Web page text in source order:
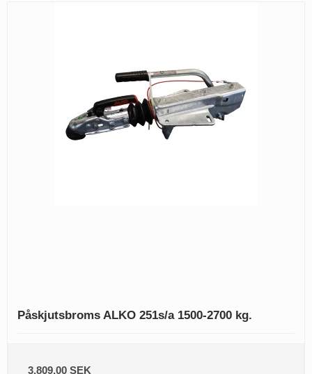
Påskjutsbroms ALKO 251s/a 1500-2700 kg.
3.809,00 SEK